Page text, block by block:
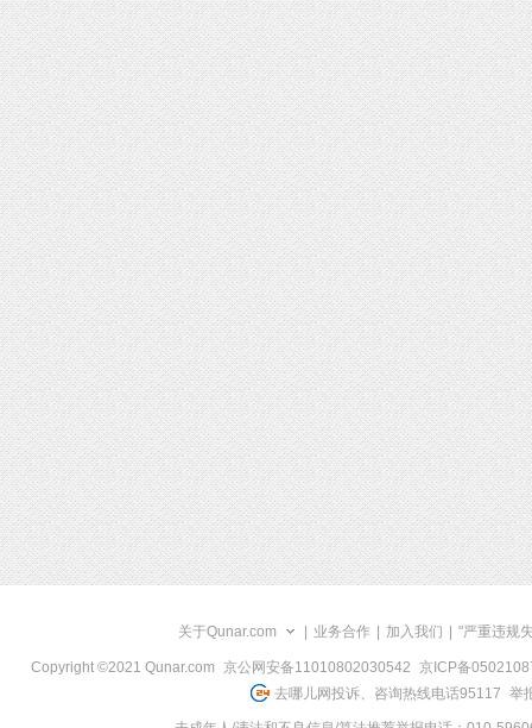
关于Qunar.com 业务合作 加入我们 "严重违规
Copyright ©2021 Qunar.com 京公网安备11010802030542 京ICP备
去哪儿网投诉、咨询热线电话95117 举